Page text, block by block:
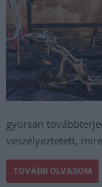
gyorsan
veszélyeztetett,
TOVÁBB OLVASOM